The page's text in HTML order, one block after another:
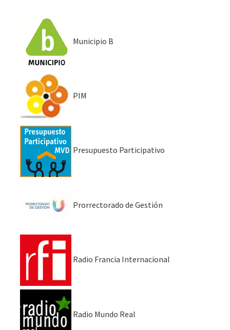
Municipio B
PIM
Presupuesto Participativo
Prorrectorado de Gestión
Radio Francia Internacional
Radio Mundo Real